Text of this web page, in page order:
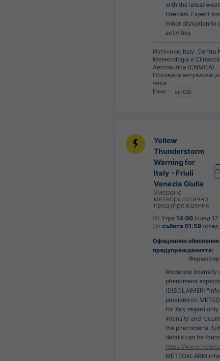
with the latest
forecast. Expect
minor disruption to
activities
Източник: Italy: Centro
Meteorologia e
Aeronautica (CNMCA)
Последна
часа
Език:
Yellow
Thunderstorm
Warning for
Italy - Friuli
Venezia Giulia
Умерено
метеорологично
предупреждение
От Утре 14:00 (след 17
До събота 01:59 (след
Официални обяснения
предупрежденията:
Moderate intensity
phenomena
(DISCLAIMER:
provided on
for Italy regard only
intensity and
the phenomena,
details can be
https://
METEOALARM